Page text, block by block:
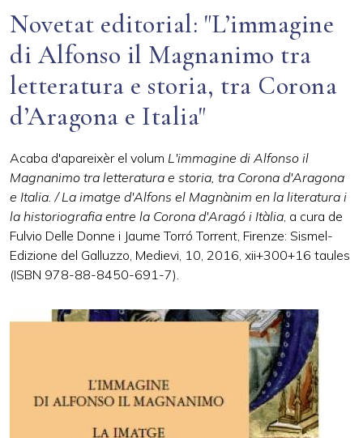
Novetat editorial: "L’immagine
di Alfonso il Magnanimo tra
letteratura e storia, tra Corona
d’Aragona e Italia"
Acaba d'apareixèr el volum L'immagine di Alfonso il
Magnanimo tra letteratura e storia, tra Corona d'Aragona
e Italia. / La imatge d'Alfons el Magnànim en la literatura i
la historiografia entre la Corona d'Aragó i Itàlia , a cura de
Fulvio Delle Donne i Jaume Torró Torrent, Firenze: Sismel-
Edizione del Galluzzo, Medievi, 10, 2016, xii+300+16 taules
(ISBN 978-88-8450-691-7).